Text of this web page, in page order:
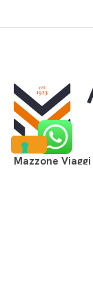
Mazzone Viaggi